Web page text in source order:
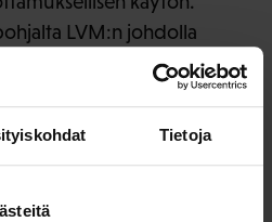
Tietoja
LVM:n johdolla
ja saatettiin voimaan
viestinnän
toimivuutta on seurattu